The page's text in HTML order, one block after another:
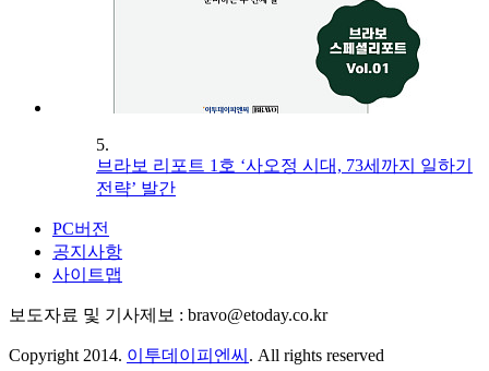
5.
브라보 리포트 1호 ‘사오정 시대, 73세까지 일하기
전략’ 발간
PC버전
공지사항
사이트맵
보도자료 및 기사제보 : bravo@etoday.co.kr
Copyright 2014. 이투데이피엔씨 . All rights reserved